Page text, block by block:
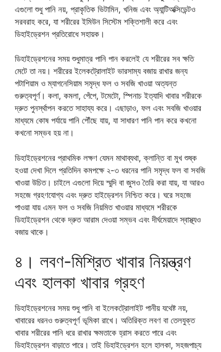
এগুলো শুধু পানি নয়, প্রাকৃতিক ভিটামিন, খনিজ এবং অ্যান্টিঅক্সিডেন্টও
সরবরাহ করে, যা শরীরের ইমিউন সিস্টেম শক্তিশালী করে এবং
ডিহাইড্রেশন প্রতিরোধে সহায়ক।
ডিহাইড্রেশনের সময় শুধুমাত্র পানি পান করলেই যে শরীরের সব ক্ষতি
মেটে তা নয়। শরীরের ইলেকট্রোলাইট ভারসাম্য বজায় রাখার জন্য
পটাশিয়াম ও ম্যাগনেসিয়াম সমৃদ্ধ ফল ও সবজি খাওয়া অত্যন্ত
গুরুত্বপূর্ণ। কলা, কমলা, পেঁপে, টমেটো, স্পিনাচ ইত্যাদি খাবার শরীরকে
দ্রুত পুনর্স্থাপন করতে সাহায্য করে। এছাড়াও, ফল এবং সবজি খাওয়ার
মাধ্যমে কোষ পর্যায়ে পানি পৌঁছে যায়, যা সাধারণ পানি পান করে কখনো
কখনো সম্ভব হয় না।
ডিহাইড্রেশনের প্রাথমিক লক্ষণ যেমন মাথাব্যথা, ক্লান্তি বা মুখ শুষ্ক
হওয়া দেখা দিলে প্রতিদিন কমপক্ষে ২-৩ ধরনের পানি সমৃদ্ধ ফল বা সবজি
খাওয়া উচিত। চাইলে এগুলো দিয়ে স্মুদি বা জুসও তৈরি করা যায়, যা আরও
সহজে গ্রহণযোগ্য এবং দ্রুত হাইড্রেশন নিশ্চিত করে। ঘরে সহজে
পাওয়া যায় এমন ফল ও সবজি নিয়মিত খাওয়ার মাধ্যমে শরীরকে
ডিহাইড্রেশন থেকে দ্রুত আরাম দেওয়া সম্ভব এবং দীর্ঘমেয়াদে স্বাস্থ্যও
বজায় থাকে।
৪। লবণ-মিশ্রিত খাবার নিয়ন্ত্রণ
এবং হালকা খাবার গ্রহণ
ডিহাইড্রেশনের সময় শুধু পানি বা ইলেকট্রোলাইট পানীয় যথেষ্ট নয়,
খাবারের ধরনও গুরুত্বপূর্ণ ভূমিকা রাখে। অতিরিক্ত লবণ বা তেলযুক্ত
খাবার শরীরের পানি ধরে রাখার ক্ষমতাকে হ্রাস করতে পারে এবং
ডিহাইড্রেশন বাড়াতে পারে। তাই ডিহাইড্রেশন হলে হালকা, সহজপাচ্য